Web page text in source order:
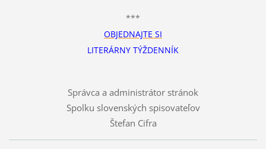
***
OBJEDNAJTE SI
LITERÁRNY TÝŽDENNÍK
Správca a administrátor stránok
Spolku slovenských spisovateľov
Štefan Cifra